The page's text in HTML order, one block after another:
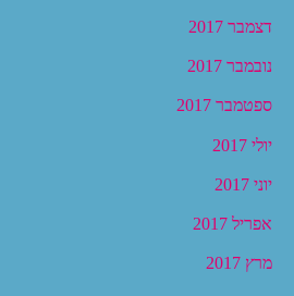
דצמבר 2017
נובמבר 2017
ספטמבר 2017
יולי 2017
יוני 2017
אפריל 2017
מרץ 2017